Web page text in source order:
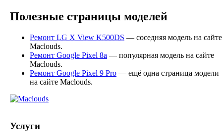
Полезные страницы моделей
Ремонт LG X View K500DS — соседняя модель на сайте
Maclouds.
Ремонт Google Pixel 8a — популярная модель на сайте
Maclouds.
Ремонт Google Pixel 9 Pro — ещё одна страница модели
на сайте Maclouds.
Услуги